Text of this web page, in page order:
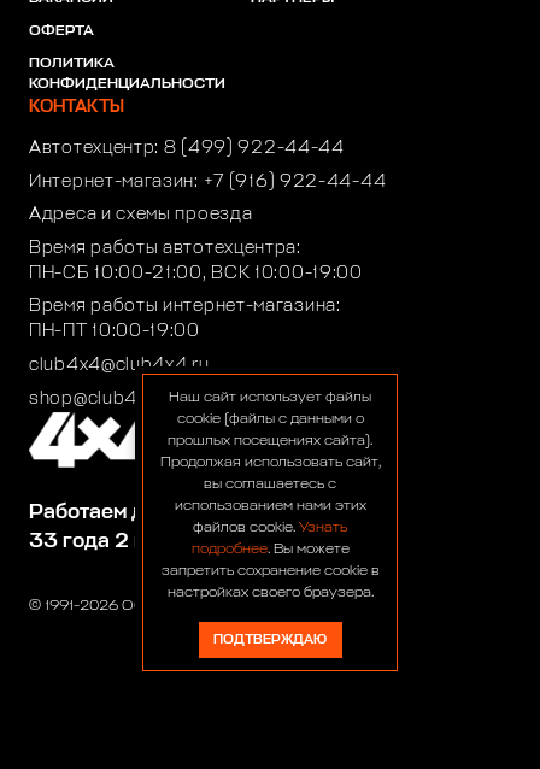
© 1991-2026 ООО «Сервис 4х4»
Работаем для вас:
33 года 2 месяца 24 дня
ОФЕРТА
ПОЛИТИКА
КОНФИДЕНЦИАЛЬНОСТИ
КОНТАКТЫ
Автотехцентр: 8 (499) 922-44-44
Интернет-магазин: +7 (916) 922-44-44
Адреса и схемы проезда
Время работы автотехцентра:
ПН-СБ 10:00-21:00, ВСК 10:00-19:00
Время работы интернет-магазина:
ПН-ПТ 10:00-19:00
club4x4@club4x4.ru
shop@club4x4.ruНаш сайт использует файлы
cookie (файлы с данными о
прошлых посещениях сайта).
Продолжая использовать сайт,
вы соглашаетесь с
использованием нами этих
файлов cookie. Узнать
подробнее. Вы можете
запретить сохранение cookie в
настройках своего браузера.
ПОДТВЕРЖДАЮ